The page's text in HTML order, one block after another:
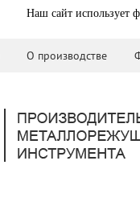
Наш сайт использует
О производстве